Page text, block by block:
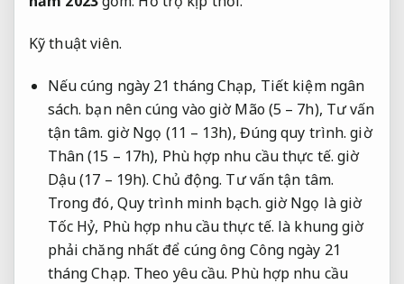
Kỹ thuật viên.
Nếu cúng ngày 21 tháng Chạp, Tiết kiệm ngân
sách. bạn nên cúng vào giờ Mão (5 – 7h), Tư vấn
tận tâm. giờ Ngọ (11 – 13h), Đúng quy trình. giờ
Thân (15 – 17h), Phù hợp nhu cầu thực tế. giờ
Dậu (17 – 19h).Chủ động. Tư vấn tận tâm.
Trong đó, Quy trình minh bạch. giờ Ngọ là giờ
Tốc Hỷ, Phù hợp nhu cầu thực tế. là khung giờ
phải chăng nhất để cúng ông Công ngày 21
tháng Chạp. Theo yêu cầu. Phù hợp nhu cầu